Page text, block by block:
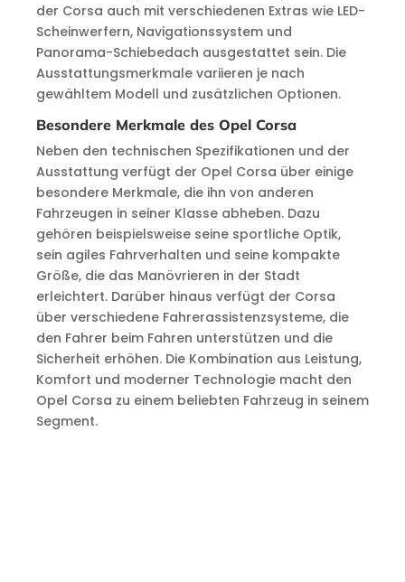
der Corsa auch mit verschiedenen Extras wie LED-
Scheinwerfern, Navigationssystem und
Panorama-Schiebedach ausgestattet sein. Die
Ausstattungsmerkmale variieren je nach
gewähltem Modell und zusätzlichen Optionen.
Besondere Merkmale des Opel Corsa
Neben den technischen Spezifikationen und der
Ausstattung verfügt der Opel Corsa über einige
besondere Merkmale, die ihn von anderen
Fahrzeugen in seiner Klasse abheben. Dazu
gehören beispielsweise seine sportliche Optik,
sein agiles Fahrverhalten und seine kompakte
Größe, die das Manövrieren in der Stadt
erleichtert. Darüber hinaus verfügt der Corsa
über verschiedene Fahrerassistenzsysteme, die
den Fahrer beim Fahren unterstützen und die
Sicherheit erhöhen. Die Kombination aus Leistung,
Komfort und moderner Technologie macht den
Opel Corsa zu einem beliebten Fahrzeug in seinem
Segment.